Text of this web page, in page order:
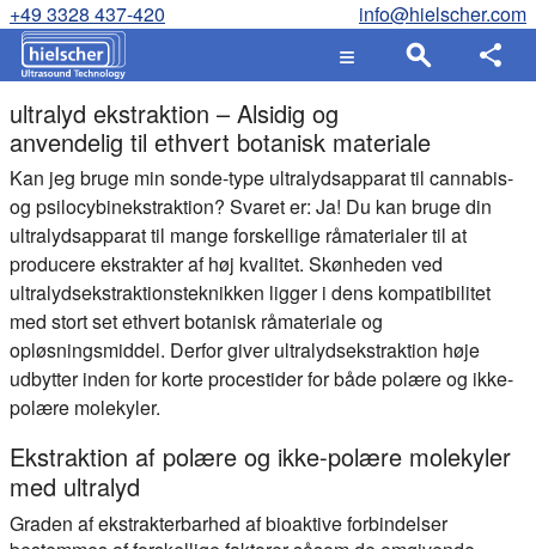
+49 3328 437-420 info@hielscher.com
ultralyd ekstraktion – Alsidig og
anvendelig til ethvert botanisk materiale
Kan jeg bruge min sonde-type ultralydsapparat til cannabis-
og psilocybinekstraktion? Svaret er: Ja! Du kan bruge din
ultralydsapparat til mange forskellige råmaterialer til at
producere ekstrakter af høj kvalitet. Skønheden ved
ultralydsekstraktionsteknikken ligger i dens kompatibilitet
med stort set ethvert botanisk råmateriale og
opløsningsmiddel. Derfor giver ultralydsekstraktion høje
udbytter inden for korte procestider for både polære og ikke-
polære molekyler.
Ekstraktion af polære og ikke-polære molekyler
med ultralyd
Graden af ekstrakterbarhed af bioaktive forbindelser